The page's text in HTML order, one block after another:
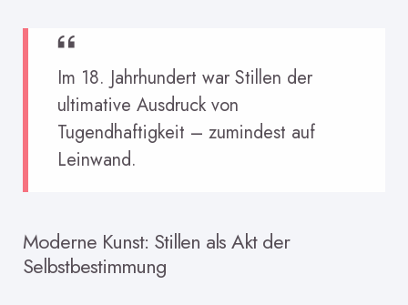
Im 18. Jahrhundert war Stillen der
ultimative Ausdruck von
Tugendhaftigkeit – zumindest auf
Leinwand.
Moderne Kunst: Stillen als Akt der
Selbstbestimmung